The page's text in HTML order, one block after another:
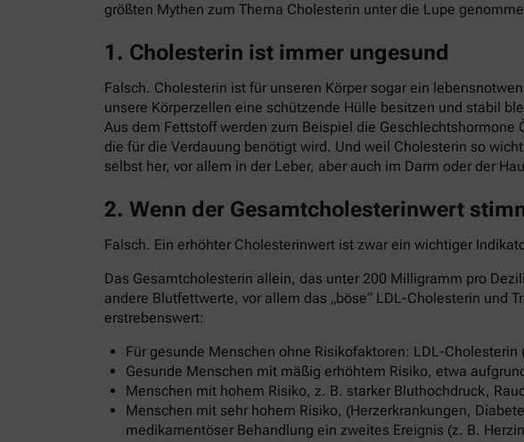
größten Mythen zum Thema Cholesterin unter die Lupe
1. Cholesterin ist immer ungesund
Falsch. Cholesterin ist für unseren Körper sogar ein
unsere Körperzellen eine schützende Hülle besitzen und stabil
Aus dem Fettstoff werden zum Beispiel die
die für die Verdauung benötigt wird. Und weil Cholesterin so
selbst her, vor allem in der Leber, aber auch im Darm oder der
2. Wenn der Gesamtcholesterinwert
Falsch. Ein erhöhter Cholesterinwert ist zwar ein wichtiger
Das Gesamtcholesterin allein, das unter 200 Milligramm pro
andere Blutfettwerte, vor allem das „böse“ LDL-Cholesterin und
erstrebenswert:
Für gesunde Menschen ohne Risikofaktoren: LDL-Cholesterin
Gesunde Menschen mit mäßig erhöhtem Risiko, etwa
Menschen mit hohem Risiko, z. B. starker Bluthochdruck,
Menschen mit sehr hohem Risiko, (Herzerkrankungen,
medikamentöser Behandlung ein zweites Ereignis (z. B.